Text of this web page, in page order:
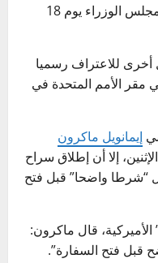
القرار “هو نتيجة مباشرة لمداولات مجلس الوزراء يوم 18
أخرى للاعتراف رسميا
مقر الأمم المتحدة في
إيمانويل ماكرون
إلا أن إطلاق سراح
“شرطا واضحا” قبل فتح
قال ماكرون:
قبل فتح السفارة”.